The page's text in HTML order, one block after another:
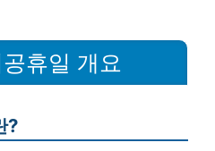
휴일 개요
?